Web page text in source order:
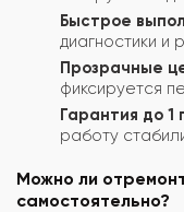
Быстрое
диагностики и
Прозрачные
фиксируется
Гарантия до 1
работу
Можно ли
самостоятельно?